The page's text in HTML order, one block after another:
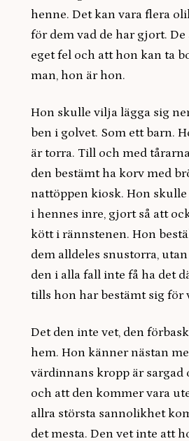
henne. Det kan vara flera
för dem vad de har gjort.
eget fel och att hon kan ta
man, hon är hon.
Hon skulle vilja lägga sig
ben i golvet. Som ett barn.
är torra. Till och med
den bestämt ha korv med
nattöppen kiosk. Hon
i hennes inre, gjort så att
kött i rännstenen. Hon
dem alldeles snustorra,
den i alla fall inte få ha det
tills hon har bestämt sig för
Det den inte vet, den
hem. Hon känner nästan
värdinnans kropp är
och att den kommer vara
allra största sannolikhet
det mesta. Den vet inte att